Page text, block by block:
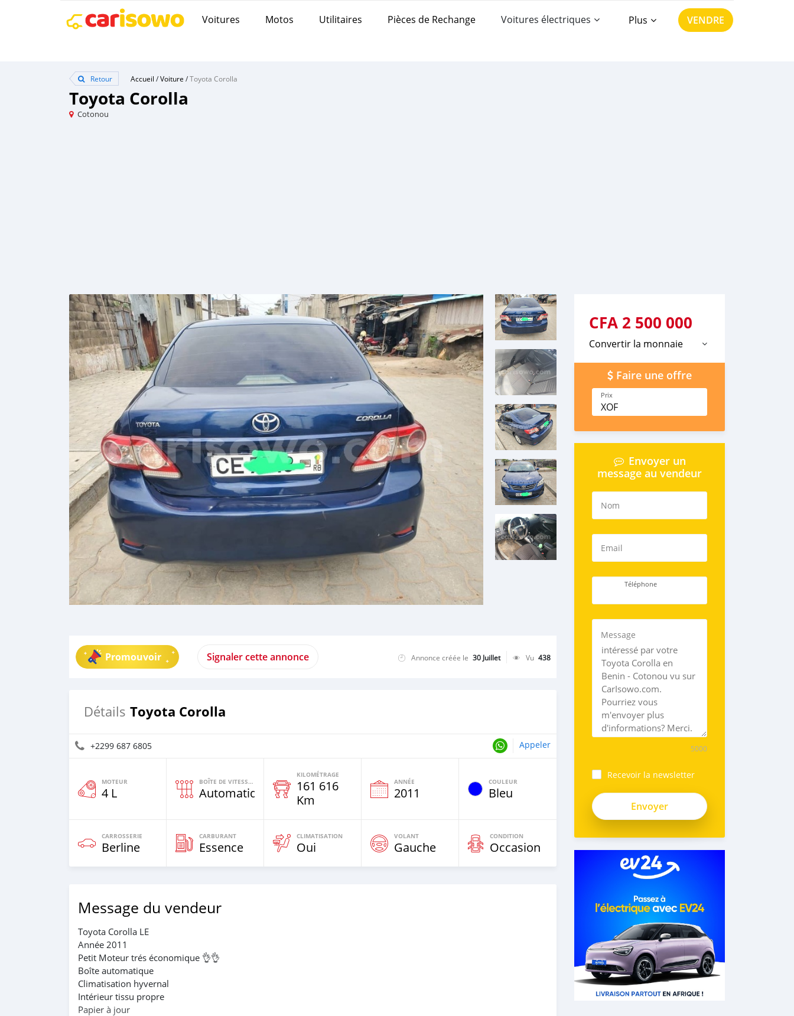
Voitures Motos Utilitaires Pièces de Rechange Voitures électriques Plus VENDRE
Retour Accueil /Voiture /Toyota Corolla
Toyota Corolla
Cotonou
Promouvoir Signaler cette annonce Annonce créée le 30 Juillet Vu 438
Détails Toyota Corolla
+2299 687 6805 Appeler
MOTEUR
4 L
BOÎTE DE VITESSES
Automatique
KILOMÉTRAGE
161 616
Km
ANNÉE
2011
COULEUR
Bleu
CARROSSERIE
Berline
CARBURANT
Essence
CLIMATISATION
Oui
VOLANT
Gauche
CONDITION
Occasion
Message du vendeur
Toyota Corolla LE
Année 2011
Petit Moteur trés économique 👌👌
Boîte automatique
Climatisation hyvernal
Intérieur tissu propre
Papier à jour
CFA 2 500 000
Convertir la monnaie
Faire une offre
Prix
XOF
Envoyer un
message au vendeur
Nom
Email
Téléphone
Message
5000
Recevoir la newsletter